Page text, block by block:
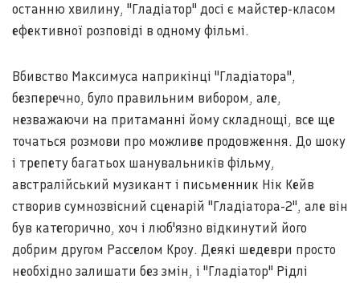
останню хвилину, "Гладіатор" досі є майстер-класом
ефективної розповіді в одному фільмі.
Вбивство Максимуса наприкінці "Гладіатора",
безперечно, було правильним вибором, але,
незважаючи на притаманні йому складнощі, все ще
точаться розмови про можливе продовження. До шоку
і трепету багатьох шанувальників фільму,
австралійський музикант і письменник Нік Кейв
створив сумнозвісний сценарій "Гладіатора-2", але він
був категорично, хоч і люб'язно відкинутий його
добрим другом Расселом Кроу. Деякі шедеври просто
необхідно залишати без змін, і "Гладіатор" Рідлі